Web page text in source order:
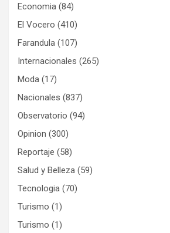
Economia (84)
El Vocero (410)
Farandula (107)
Internacionales (265)
Moda (17)
Nacionales (837)
Observatorio (94)
Opinion (300)
Reportaje (58)
Salud y Belleza (59)
Tecnologia (70)
Turismo (1)
Turismo (1)